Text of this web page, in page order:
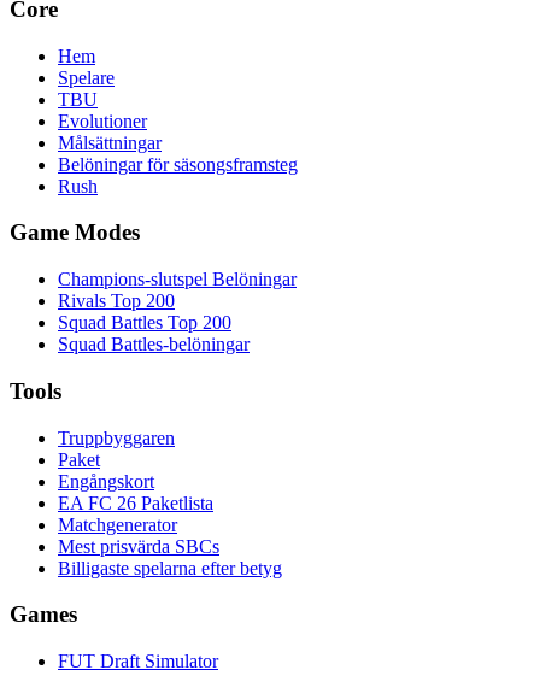
Core
Hem
Spelare
TBU
Evolutioner
Målsättningar
Belöningar för säsongsframsteg
Rush
Game Modes
Champions-slutspel Belöningar
Rivals Top 200
Squad Battles Top 200
Squad Battles-belöningar
Tools
Truppbyggaren
Paket
Engångskort
EA FC 26 Paketlista
Matchgenerator
Mest prisvärda SBCs
Billigaste spelarna efter betyg
Games
FUT Draft Simulator